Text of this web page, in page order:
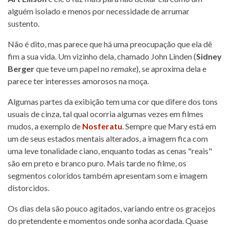
alguém isolado e menos por necessidade de arrumar
sustento.
Não é dito, mas parece que há uma preocupação que ela dê
fim a sua vida. Um vizinho dela, chamado John Linden (Sidney
Bergerque teve um papel no remake), se aproxima dela e
parece ter interesses amorosos na moça.
Algumas partes da exibição tem uma cor que difere dos tons
usuais de cinza, tal qual ocorria algumas vezes em filmes
mudos, a exemplo de Nosferatu . Sempre que Mary está em
um de seus estados mentais alterados, a imagem fica com
uma leve tonalidade ciano, enquanto todas as cenas "reais"
são em preto e branco puro. Mais tarde no filme, os
segmentos coloridos também apresentam som e imagem
distorcidos.
Os dias dela são pouco agitados, variando entre os gracejos
do pretendente e momentos onde sonha acordada. Quase